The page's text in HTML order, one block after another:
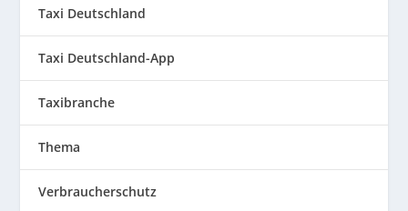
Taxi Deutschland
Taxi Deutschland-App
Taxibranche
Thema
Verbraucherschutz